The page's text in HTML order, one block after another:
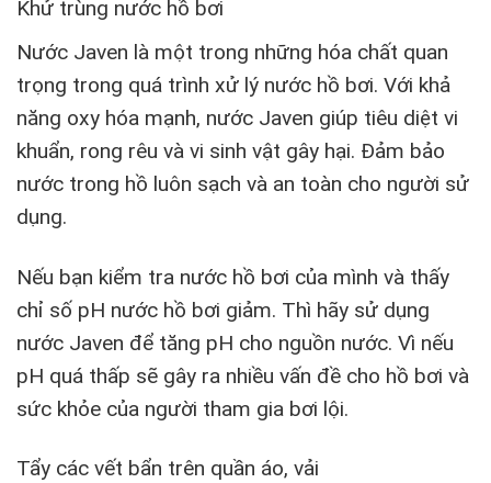
Khử trùng nước hồ bơi
Nước Javen là một trong những hóa chất quan
trọng trong quá trình xử lý nước hồ bơi. Với khả
năng oxy hóa mạnh, nước Javen giúp tiêu diệt vi
khuẩn, rong rêu và vi sinh vật gây hại. Đảm bảo
nước trong hồ luôn sạch và an toàn cho người sử
dụng.
Nếu bạn kiểm tra nước hồ bơi của mình và thấy
chỉ số pH nước hồ bơi giảm. Thì hãy sử dụng
nước Javen để tăng pH cho nguồn nước. Vì nếu
pH quá thấp sẽ gây ra nhiều vấn đề cho hồ bơi và
sức khỏe của người tham gia bơi lội.
Tẩy các vết bẩn trên quần áo, vải